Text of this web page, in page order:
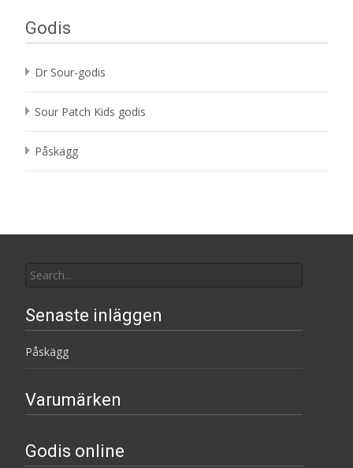
Godis
Dr Sour-godis
Sour Patch Kids godis
Påskägg
for:
Senaste inläggen
Påskägg
Varumärken
Godis online